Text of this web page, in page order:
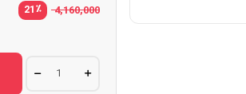
٪21 4,160,000
ماشین
کره‌